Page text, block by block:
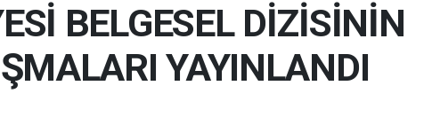
BELGESEL DİZİSİNİN
YAYINLANDI